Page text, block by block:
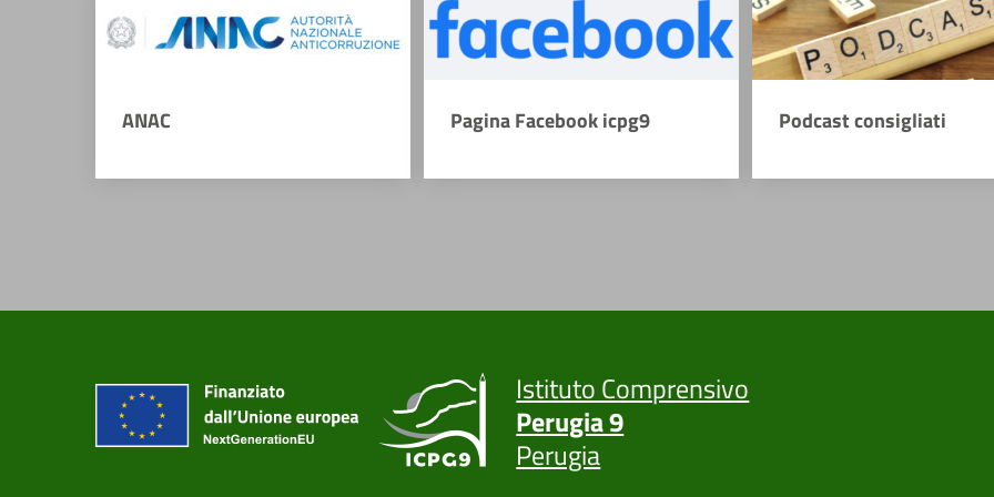
ANAC Pagina Facebook icpg9 Podcast consigliati
Istituto Comprensivo
Perugia 9
Perugia